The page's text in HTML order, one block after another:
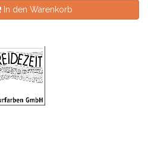
In den Warenkorb